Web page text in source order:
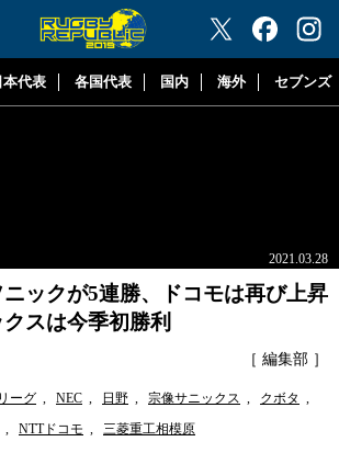
"ラグビーリパブリック"
本代表 各国代表 国内 海外 セブンズ
2021.03.28
ックが5連勝、ドコモは再び上昇
スは今季初勝利
［ 編集部 ］
ーグ , NEC , 日野 , 宗像サニックス , クボタ ,
, NTTドコモ , 三菱重工相模原